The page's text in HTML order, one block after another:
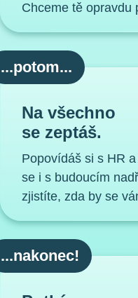
Chceme tě opravdu
...potom...
Na všechno
se zeptáš.
Popovídáš si s HR
se i s budoucím
zjistíte, zda by se
...nakonec!